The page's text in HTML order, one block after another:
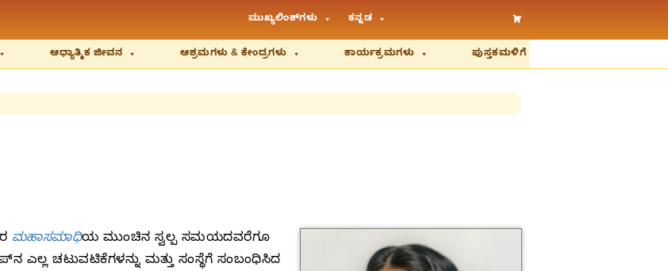
ಮುಖ್ಯಲಿಂಕ್‌ಗಳು ಕನ್ನಡ
ಆಧ್ಯಾತ್ಮಿಕ ಜೀವನ ಆಶ್ರಮಗಳು & ಕೇಂದ್ರಗಳು ಕಾರ್ಯಕ್ರಮಗಳು ಪುಸ್ತಕಮಳಿಗೆ
ಮಹಾಸಮಾಧಿಯ ಮುಂಚಿನ ಸ್ವಲ್ಪ ಸಮಯದವರೆಗೂ
ಚಟುವಟಿಕೆಗಳನ್ನು ಮತ್ತು ಸಂಸ್ಥೆಗೆ ಸಂಬಂಧಿಸಿದ